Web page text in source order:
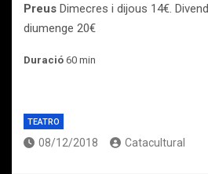
Preus Dimecres i dijous 14€.
diumenge 20€
Duració 60 min
TEATRO
08/12/2018 Catacultural